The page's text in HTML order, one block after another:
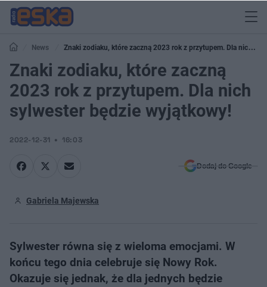
News
Znaki zodiaku, które zaczną 2023 rok z przytupem. Dla nich
sylwester będzie wyjątkowy!
Znaki zodiaku, które zaczną
2023 rok z przytupem. Dla nich
sylwester będzie wyjątkowy!
2022-12-31 16:03
Dodaj do Google
Gabriela Majewska
Sylwester równa się z wieloma emocjami. W
końcu tego dnia celebruje się Nowy Rok.
Okazuje się jednak, że dla jednych będzie